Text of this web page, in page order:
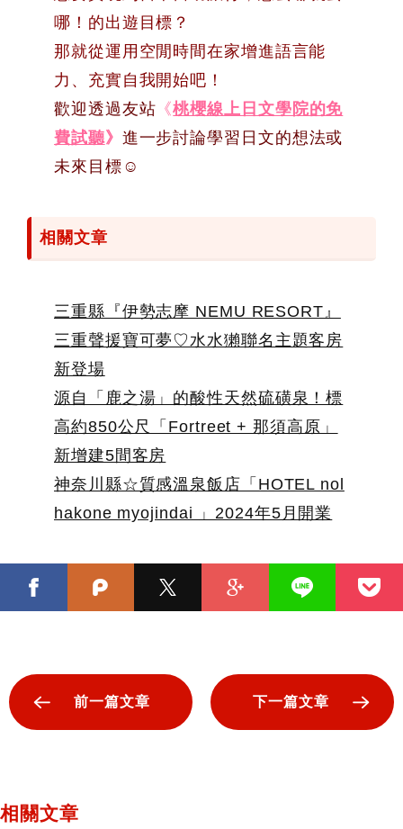
哪！的出遊目標？
那就從運用空閒時間在家增進語言能
力、充實自我開始吧！
歡迎透過友站 《桃櫻線上日文學院的免
費試聽》 進一步討論學習日文的想法或
未來目標☺
相關文章
三重縣『伊勢志摩 NEMU RESORT』
三重聲援寶可夢♡水水獺聯名主題客房
新登場
源自「鹿之湯」的酸性天然硫磺泉！標
高約850公尺「Fortreet + 那須高原」
新增建5間客房
神奈川縣☆質感溫泉飯店「HOTEL nol
hakone myojindai 」2024年5月開業
前一篇文章 下一篇文章
相關文章